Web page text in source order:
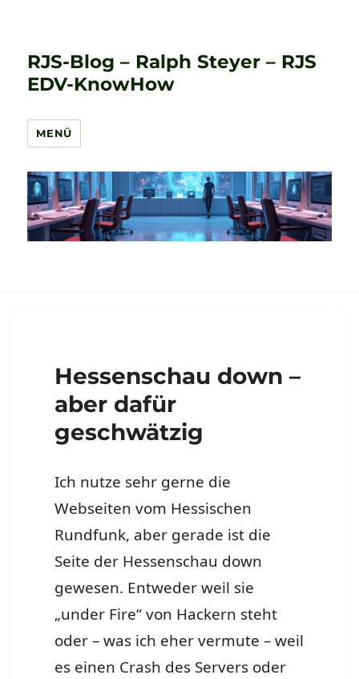
RJS-Blog – Ralph Steyer – RJS
EDV-KnowHow
MENÜ
Hessenschau down –
aber dafür
geschwätzig
Ich nutze sehr gerne die
Webseiten vom Hessischen
Rundfunk, aber gerade ist die
Seite der Hessenschau down
gewesen. Entweder weil sie
„under Fire“ von Hackern steht
oder – was ich eher vermute – weil
es einen Crash des Servers oder